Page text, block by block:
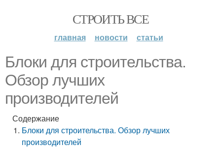
СТРОИТЬ ВСЕ
главная новости статьи
Блоки для строительства.
Обзор лучших
производителей
Содержание
Блоки для строительства. Обзор лучших
производителей